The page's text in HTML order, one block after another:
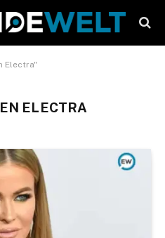
Electra"
ELECTRA